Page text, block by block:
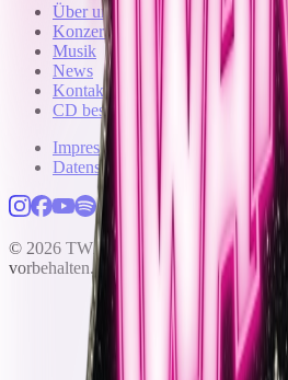
Über uns
Konzerte
Musik
News
Kontakt
CD bestellen
Impressum
Datenschutzerklärung
© 2026 TWÄNG! A-Cappella Popchor
vorbehalten.